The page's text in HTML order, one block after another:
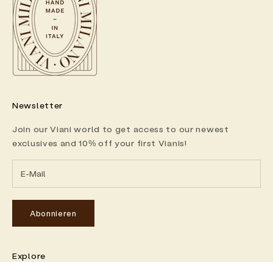
Newsletter
Join our Viani world to get access to our newest
exclusives and 10% off your first Vianis!
Abonnieren
Explore